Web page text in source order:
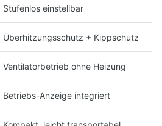
Stufenlos einstellbar
Überhitzungsschutz + Kippschutz
Ventilatorbetrieb ohne Heizung
Betriebs-Anzeige integriert